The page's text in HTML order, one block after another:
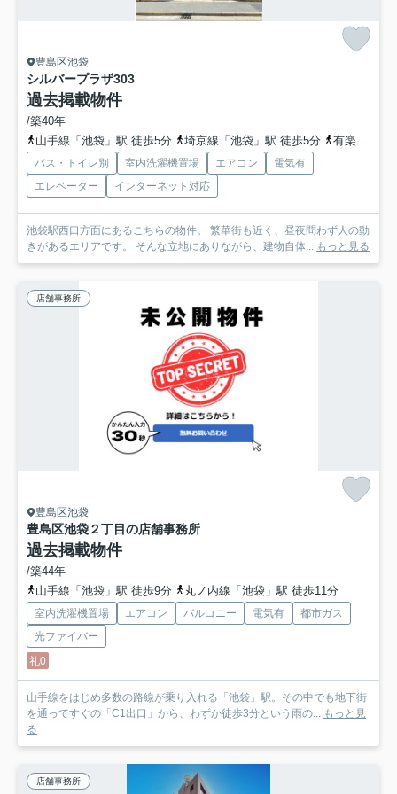
豊島区池袋
シルバープラザ303
過去掲載物件
/築40年
山手線「池袋」駅 徒歩5分
埼京線「池袋」駅 徒歩5分 有楽町線「池袋」駅 徒歩5分
バス・トイレ別 室内洗濯機置場 エアコン
電気有
エレベーター
インターネット対応
池袋駅西口方面にあるこちらの物件。 繁華街も近く、昼夜問わず人の動
きがあるエリアです。 そんな立地にありながら、建物自体... もっと見る
店舗事務所
豊島区池袋
豊島区池袋２丁目の店舗事務所
過去掲載物件
/築44年
山手線「池袋」駅 徒歩9分
丸ノ内線「池袋」駅 徒歩11分
室内洗濯機置場 エアコン バルコニー 電気有
都市ガス
光ファイバー
礼0
山手線をはじめ多数の路線が乗り入れる「池袋」駅。その中でも地下街
を通ってすぐの「C1出口」から、わずか徒歩3分という雨の... もっと見
る
店舗事務所